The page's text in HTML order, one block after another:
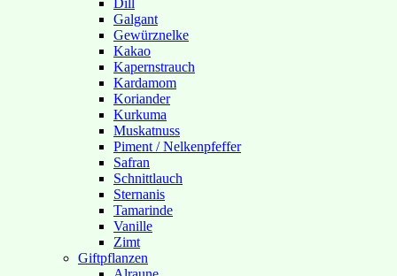
Dill
Galgant
Gewürznelke
Kakao
Kapernstrauch
Kardamom
Koriander
Kurkuma
Muskatnuss
Piment / Nelkenpfeffer
Safran
Schnittlauch
Sternanis
Tamarinde
Vanille
Zimt
Giftpflanzen